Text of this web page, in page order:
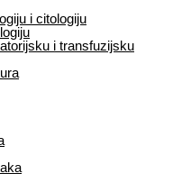
i citologiju
i transfuzijsku